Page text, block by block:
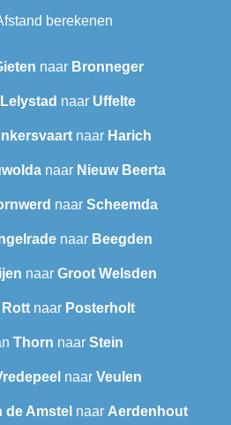
berekenen
naar Bronneger
Lelystad naar Uffelte
naar Harich
naar Nieuw Beerta
naar Scheemda
naar Beegden
naar Groot Welsden
Rottnaar Posterholt
Thorn naar Stein
naar Veulen
de Amstel naar Aerdenhout